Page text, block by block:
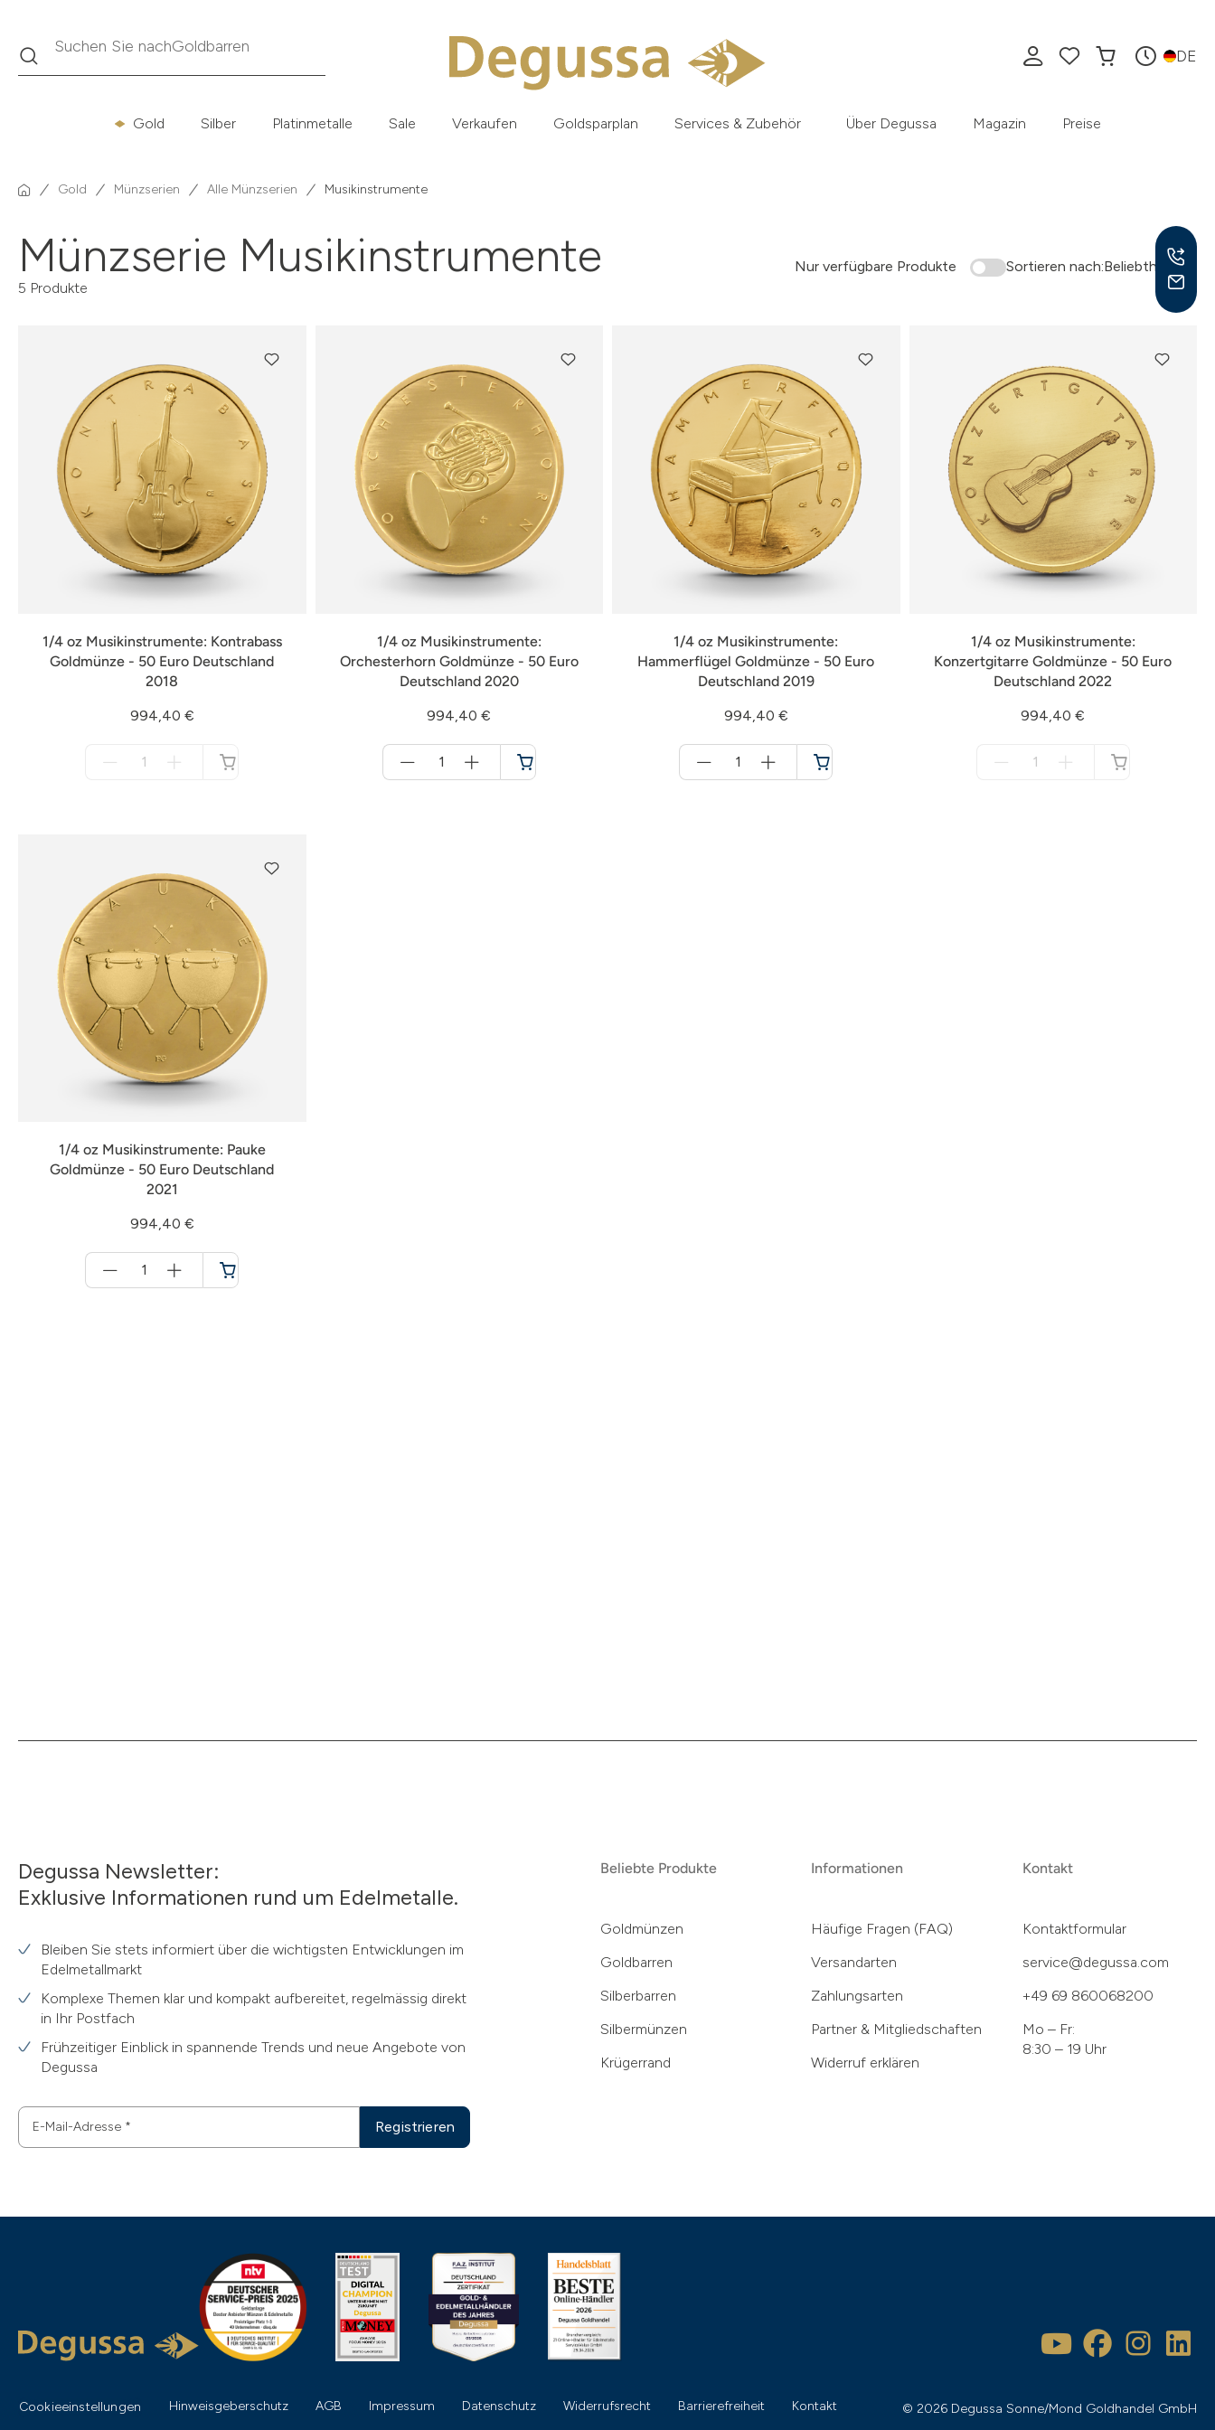
Suche Suchen Sie nach
Krügerrand
DE
Gold Silber Platinmetalle Sale Verkaufen Goldsparplan Services & Zubehör Über Degussa Magazin Preise
Gold Münzserien Alle Münzserien Musikinstrumente
Münzserie Musikinstrumente
5 Produkte
Nur verfügbare Produkte Sortieren nach:Beliebtheit
1/4 oz Musikinstrumente: Kontrabass
Goldmünze - 50 Euro Deutschland
2018
994,40 €
1/4 oz Musikinstrumente:
Orchesterhorn Goldmünze - 50 Euro
Deutschland 2020
994,40 €
1/4 oz Musikinstrumente:
Hammerflügel Goldmünze - 50 Euro
Deutschland 2019
994,40 €
1/4 oz Musikinstrumente:
Konzertgitarre Goldmünze - 50 Euro
Deutschland 2022
994,40 €
1/4 oz Musikinstrumente: Pauke
Goldmünze - 50 Euro Deutschland
2021
994,40 €
Degussa Newsletter:
Exklusive Informationen rund um Edelmetalle.
Bleiben Sie stets informiert über die wichtigsten Entwicklungen im
Edelmetallmarkt
Komplexe Themen klar und kompakt aufbereitet, regelmässig direkt
in Ihr Postfach
Frühzeitiger Einblick in spannende Trends und neue Angebote von
Degussa
E-Mail-Adresse * Registrieren
Beliebte Produkte
Goldmünzen
Goldbarren
Silberbarren
Silbermünzen
Krügerrand
Informationen
Häufige Fragen (FAQ)
Versandarten
Zahlungsarten
Partner & Mitgliedschaften
Widerruf erklären
Kontakt
Kontaktformular
service@degussa.com
+49 69 860068200
Mo – Fr:
8:30 – 19 Uhr
Cookieeinstellungen Hinweisgeberschutz AGB Impressum Datenschutz Widerrufsrecht Barrierefreiheit Kontakt © 2026 Degussa Sonne/Mond Goldhandel GmbH